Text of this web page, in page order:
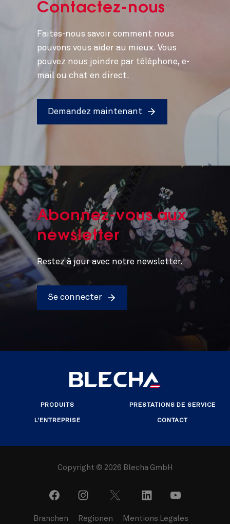
Contactez-nous
Faites-nous savoir comment nous
pouvons vous aider au mieux. Vous
pouvez nous joindre par téléphone, e-
mail ou chat en direct.
Demandez maintenant
Abonnez-vous aux
newsletter
Restez à jour avec notre newsletter.
Se connecter
PRODUITS PRESTATIONS DE SERVICE
L'ENTREPRISE CONTACT
Copyright © 2026 Blecha GmbH
Branchen Regionen Mentions Legales